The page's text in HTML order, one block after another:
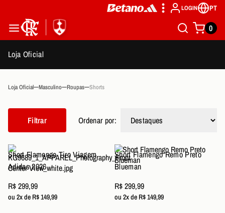
LOGIN PT
0
Loja Oficial
Loja Oficial Masculino Roupas Shorts
Filtrar Ordenar por:
Short Flamengo Tiro Viagem
Adidas 2026
R$ 299,99
ou 2x de R$ 149,99
Short Flamengo Remo Preto
Blueman
R$ 299,99
ou 2x de R$ 149,99